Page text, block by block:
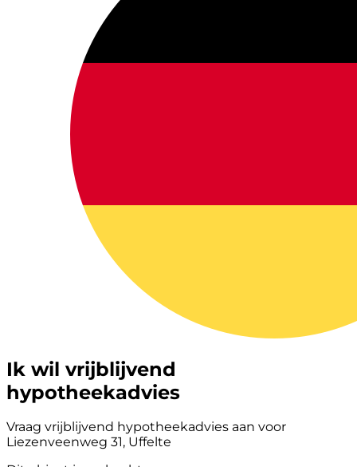
Ik wil vrijblijvend
hypotheekadvies
Vraag vrijblijvend hypotheekadvies aan voor
Liezenveenweg 31, Uffelte